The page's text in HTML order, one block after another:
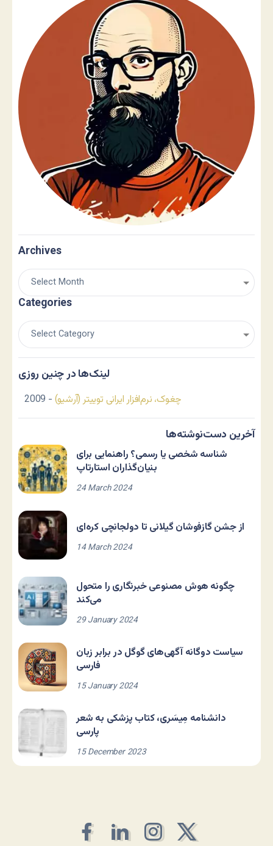
Archives
Categories
لینک‌ها در چنین روزی
چغوک، نرم‌افزار ایرانی توییتر (آرشیو) - 2009
آخرین دست‌نوشته‌ها
شناسه شخصی یا رسمی؟ راهنمایی برای
بنیان‌گذاران استارتاپ
24 March 2024
از جشن گازفوشان گیلانی تا دولجانچی کره‌ای
14 March 2024
چگونه هوش مصنوعی خبرنگاری را متحول
می‌کند
29 January 2024
سیاست دوگانه آگهی‌های گوگل در برابر زبان
فارسی
15 January 2024
دانشنامه مِیسَری، کتاب پزشکی به شعر
پارسی
15 December 2023